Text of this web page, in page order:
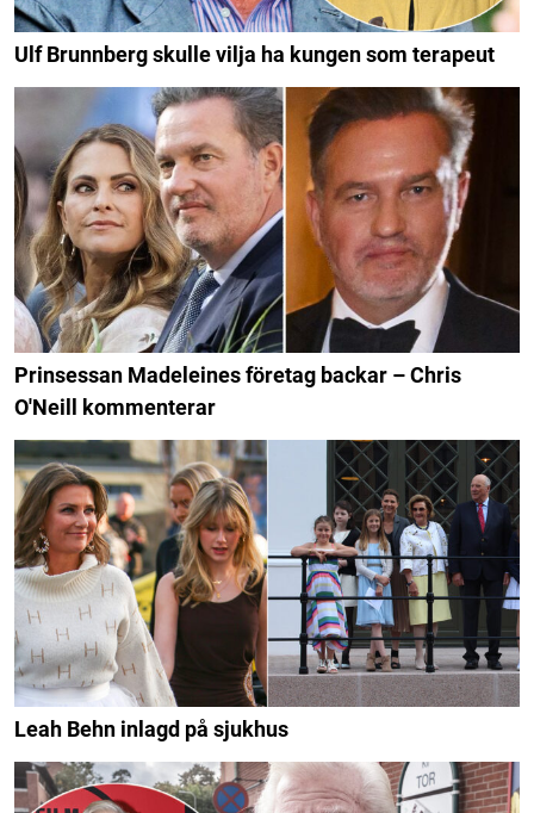
Ulf Brunnberg skulle vilja ha kungen som terapeut
Prinsessan Madeleines företag backar – Chris
O'Neill kommenterar
Leah Behn inlagd på sjukhus